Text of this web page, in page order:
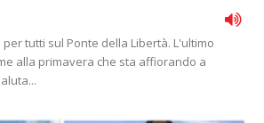
tutti sul Ponte della Libertà. L'ultimo
alla primavera che sta affiorando a